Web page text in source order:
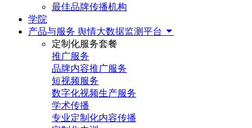
最佳品牌传播机构
学院
产品与服务 舆情大数据监测平台
定制化服务套餐
推广服务
品牌内容推广服务
短视频服务
数字化视频生产服务
学术传播
专业定制化内容传播